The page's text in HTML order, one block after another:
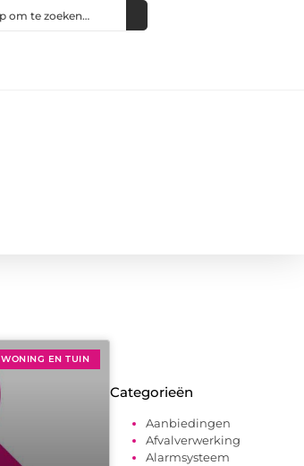
WONING EN TUIN
Categorieën
Aanbiedingen
Afvalverwerking
Alarmsysteem